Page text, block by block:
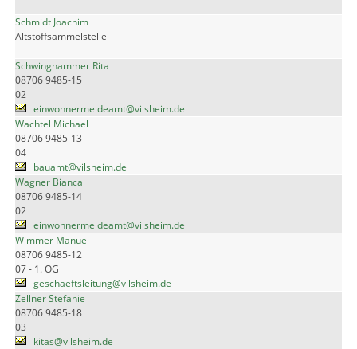
Schmidt Joachim
Altstoffsammelstelle
Schwinghammer Rita
08706 9485-15
02
einwohnermeldeamt@vilsheim.de
Wachtel Michael
08706 9485-13
04
bauamt@vilsheim.de
Wagner Bianca
08706 9485-14
02
einwohnermeldeamt@vilsheim.de
Wimmer Manuel
08706 9485-12
07 - 1. OG
geschaeftsleitung@vilsheim.de
Zellner Stefanie
08706 9485-18
03
kitas@vilsheim.de